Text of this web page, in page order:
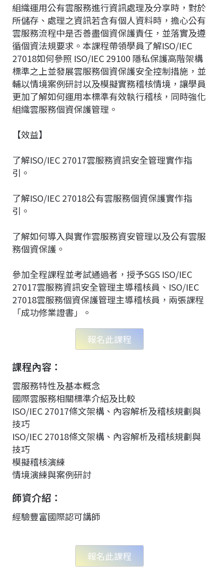
組織運用公有雲服務進行資訊處理及分享時，對於
所儲存、處理之資訊若含有個人資料時，擔心公有
雲服務流程中是否善盡個資保護責任，並落實及遵
循個資法規要求。本課程帶領學員了解ISO/IEC
27018如何參照 ISO/IEC 29100 隱私保護高階架構
標準之上並發展雲服務個資保護安全控制措施，並
輔以情境案例研討以及模擬實務稽核情境，讓學員
更加了解如何運用本標準有效執行稽核，同時強化
組織雲服務個資保護管理。
【效益】
了解ISO/IEC 27017雲服務資訊安全管理實作指
引。
了解ISO/IEC 27018公有雲服務個資保護實作指
引。
了解如何導入與實作雲服務資安管理以及公有雲服
務個資保護。
參加全程課程並考試通過者，授予SGS ISO/IEC
27017雲服務資訊安全管理主導稽核員、ISO/IEC
27018雲服務個資保護管理主導稽核員，兩張課程
「成功修業證書」。
報名此課程
課程內容：
雲服務特性及基本概念
國際雲服務相關標準介紹及比較
ISO/IEC 27017條文架構、內容解析及稽核規劃與
技巧
ISO/IEC 27018條文架構、內容解析及稽核規劃與
技巧
模擬稽核演練
情境演練與案例研討
師資介紹：
經驗豐富國際認可講師
報名此課程